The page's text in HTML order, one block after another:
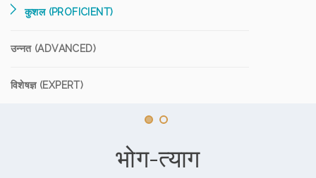
कुशल (PROFICIENT)
उन्नत (ADVANCED)
विशेषज्ञ (EXPERT)
भोग-त्याग